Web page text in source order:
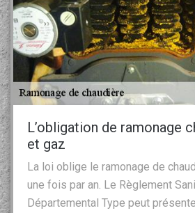
L’obligation de ramonage
et gaz
La loi oblige le ramonage de
une fois par an. Le Règlement
Départemental Type peut